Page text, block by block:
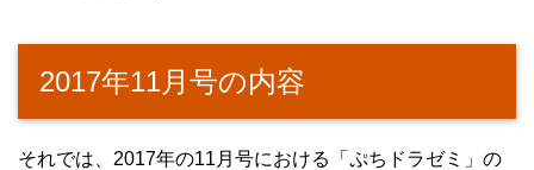
2017年11月号の内容
それでは、2017年の11月号における「ぷちドラゼミ」の